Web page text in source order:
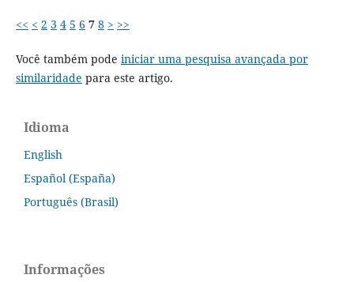
<< < 2 3 4 5 6 7 8 > >>
Você também pode iniciar uma pesquisa avançada por
similaridade para este artigo.
Idioma
English
Español (España)
Português (Brasil)
Informações